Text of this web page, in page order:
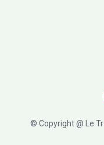
© Copyright @ Le